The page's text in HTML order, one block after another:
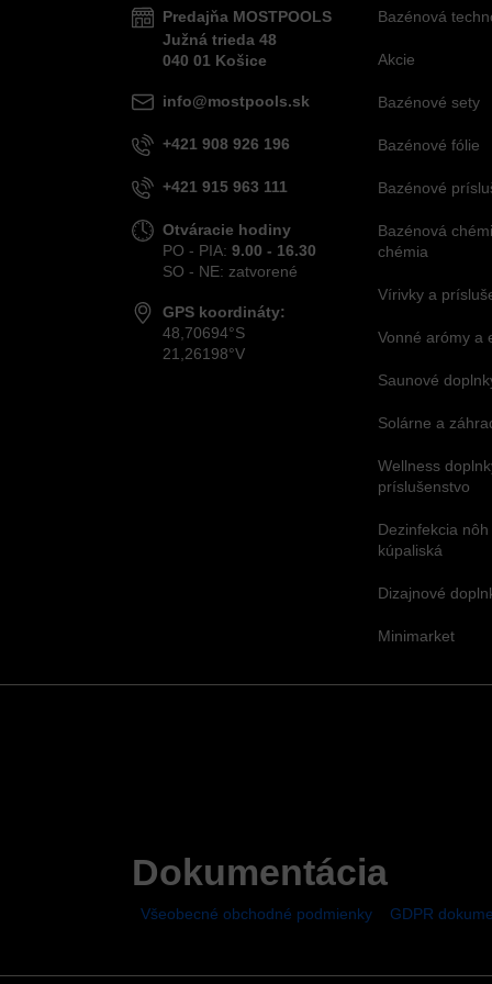
Predajňa MOSTPOOLS
Južná trieda 48
040 01 Košice
info@mostpools.sk
+421 908 926 196
+421 915 963 111
Otváracie hodiny
PO - PIA: 9.00 - 16.30
SO - NE: zatvorené
GPS koordináty:
48,70694°S
21,26198°V
Bazénová
Akcie
Bazénové sety
Bazénové fólie
Bazénové
Bazénová
chémia
Vírivky a
Vonné arómy a
Saunové
Solárne a
Wellness
príslušenstvo
Dezinfekcia
kúpaliská
Dizajnové
Minimarket
Dokumentácia
Všeobecné obchodné podmienky GDPR